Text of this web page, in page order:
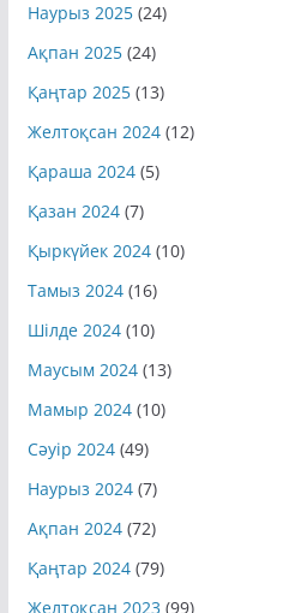
Наурыз 2025(24)
Ақпан 2025(24)
Қаңтар 2025(13)
Желтоқсан 2024(12)
Қараша 2024(5)
Қазан 2024(7)
Қыркүйек 2024(10)
Тамыз 2024(16)
Шілде 2024(10)
Маусым 2024(13)
Мамыр 2024(10)
Сәуір 2024(49)
Наурыз 2024(7)
Ақпан 2024(72)
Қаңтар 2024(79)
Желтоқсан 2023 (99)